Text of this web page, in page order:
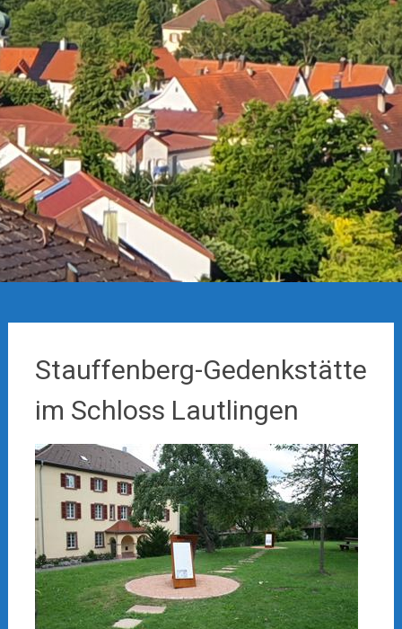
Stauffenberg-Gedenkstätte
im Schloss Lautlingen